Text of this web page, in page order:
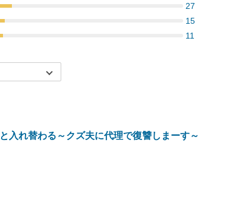
27
15
11
入れ替わる～クズ夫に代理で復讐しまーす～